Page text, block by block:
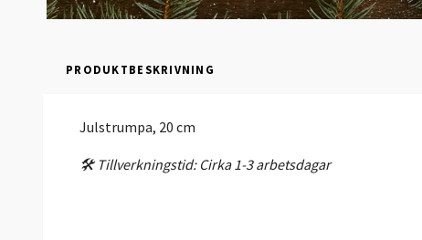
PRODUKTBESKRIVNING
Julstrumpa, 20 cm
🛠️ Tillverkningstid: Cirka 1-3 arbetsdagar